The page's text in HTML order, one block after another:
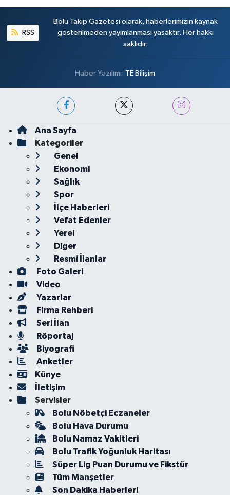
RSS
Bolu Takip Gazetesi olarak, haberlerimizin kaynak
gösterilmeden yayımlanması yasaktır. Her hakkı
saklıdır.
Haber Yazılımı: TE Bilişim
Ana Sayfa
Kategoriler
Genel
Ekonomi
Sağlık
Spor
İlçe Haberleri
Vefat Edenler
Yerel
Diğer
Resmi İlanlar
Foto Galeri
Video
Yazarlar
Firma Rehberi
Seri İlan
Röportaj
Biyografi
Anketler
Künye
İletişim
Servisler
Bolu Nöbetçi Eczaneler
Bolu Hava Durumu
Bolu Namaz Vakitleri
Bolu Trafik Yoğunluk Haritası
Süper Lig Puan Durumu ve Fikstür
Tüm Manşetler
Son Dakika Haberleri